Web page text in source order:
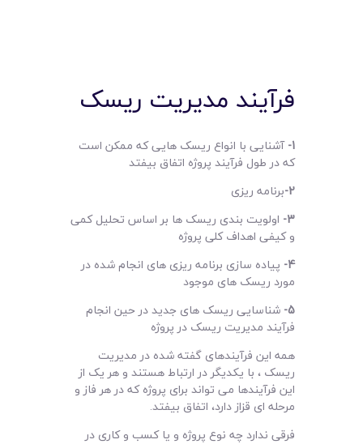
فرآیند مدیریت ریسک
1- آشنایی با انواع ریسک هایی که ممکن است
که در طول فرآیند پروژه اتفاق بیفتد
2- برنامه ریزی
3- اولویت بندی ریسک ها بر اساس تحلیل کمی
و کیفی اهداف کلی پروژه
4- پیاده سازی برنامه ریزی های انجام شده در
مورد ریسک های موجود
5- شناسایی ریسک های جدید در حین انجام
فرآیند مدیریت ریسک در پروژه
همه این فرآیندهای گفته شده در مدیریت
ریسک ، با یکدیگر در ارتباط هستند و هر یک از
این فرآیندها می تواند برای پروژه که در هر فاز و
مرحله ای قزاز دارد، اتفاق بیفتد.
فرقی ندارد چه نوع پروژه و یا کسب و کاری در